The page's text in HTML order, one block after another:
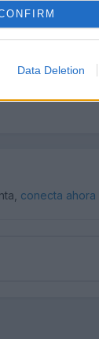
Data Deletion
conecta ahora